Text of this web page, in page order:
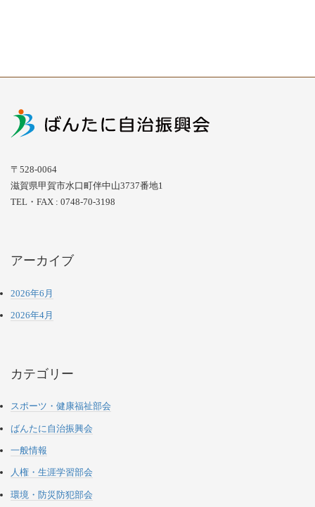
〒528-0064
滋賀県甲賀市水口町伴中山3737番地1
TEL・FAX : 0748-70-3198
アーカイブ
2026年6月
2026年4月
カテゴリー
スポーツ・健康福祉部会
ばんたに自治振興会
一般情報
人権・生涯学習部会
環境・防災防犯部会